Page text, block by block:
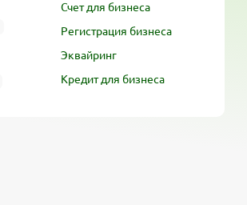
Счет для бизнеса
Регистрация бизнеса
Эквайринг
Кредит для бизнеса